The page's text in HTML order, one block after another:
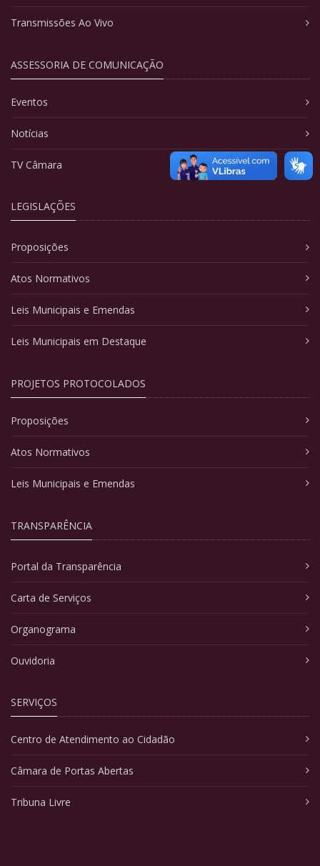
Transmissões Ao Vivo
ASSESSORIA DE COMUNICAÇÃO
Eventos
Notícias
TV Câmara
LEGISLAÇÕES
Proposições
Atos Normativos
Leis Municipais e Emendas
Leis Municipais em Destaque
PROJETOS PROTOCOLADOS
Proposições
Atos Normativos
Leis Municipais e Emendas
TRANSPARÊNCIA
Portal da Transparência
Carta de Serviços
Organograma
Ouvidoria
SERVIÇOS
Centro de Atendimento ao Cidadão
Câmara de Portas Abertas
Tribuna Livre